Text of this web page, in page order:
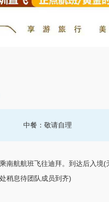
中餐：敬请自理
南航航班飞往迪拜。到达后入境(
稍息待团队成员到齐)